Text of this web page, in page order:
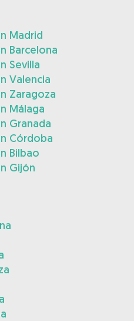
Madrid
Barcelona
Sevilla
Valencia
Zaragoza
Málaga
Granada
Córdoba
Bilbao
Gijón